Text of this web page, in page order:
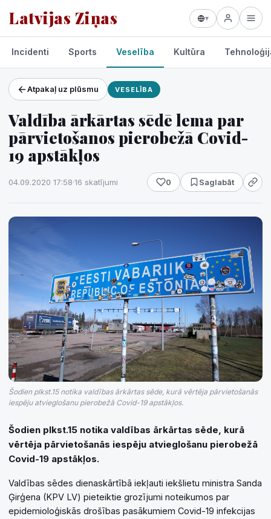
Latvijas Ziņas ▾
Projekti un pakalpojumi
Laikapstākļi
Incidenti Sports Veselība Kultūra
Atpakaļ uz plūsmu VESELĪBA
Valdība ārkārtas sēdē lema par
pārvietošanos pierobežā Covid-
19 apstākļos
04.09.2020 17:58·16 skatījumi 0 Saglabāt
Šodien plkst.15 notika valdības ārkārtas sēde, kurā vērtēja pārvietošanās
iespēju atvieglošanu pierobežā Covid-19 apstākļos.
Šodien plkst.15 notika valdības ārkārtas sēde, kurā
vērtēja pārvietošanās iespēju atvieglošanu pierobežā
Covid-19 apstākļos.
Valdības sēdes dienaskārtībā iekļauti iekšlietu ministra Sanda
Ģirģena (KPV LV) pieteiktie grozījumi noteikumos par
epidemioloģiskās drošības pasākumiem Covid-19 infekcijas